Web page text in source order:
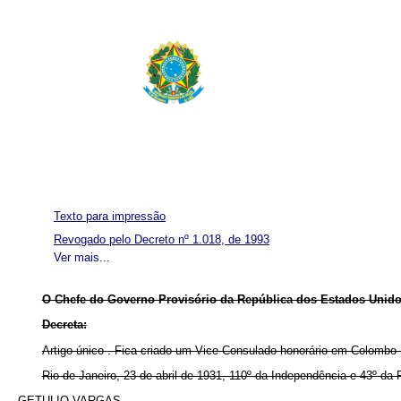
Ver mais...
Texto para impressão
Revogado pelo Decreto nº 1.018, de 1993
O Chefe do Governo Provisório da República dos Estados
Decreta:
Artigo único. Fica criado um Vice-Consulado honorário em Colombo
Rio de Janeiro, 23 de abril de 1931, 110º da Independência e 43º da